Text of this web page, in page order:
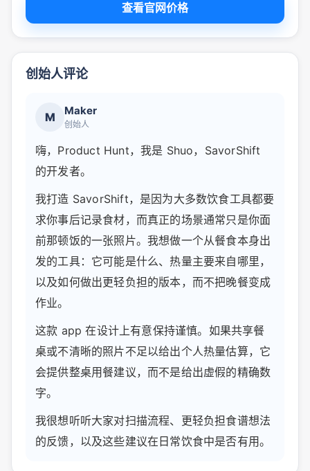
查看官网价格
创始人评论
M Maker
创始人
嗨，Product Hunt，我是 Shuo，SavorShift
的开发者。
我打造 SavorShift，是因为大多数饮食工具都要
求你事后记录食材，而真正的场景通常只是你面
前那顿饭的一张照片。我想做一个从餐食本身出
发的工具：它可能是什么、热量主要来自哪里，
以及如何做出更轻负担的版本，而不把晚餐变成
作业。
这款 app 在设计上有意保持谨慎。如果共享餐
桌或不清晰的照片不足以给出个人热量估算，它
会提供整桌用餐建议，而不是给出虚假的精确数
字。
我很想听听大家对扫描流程、更轻负担食谱想法
的反馈，以及这些建议在日常饮食中是否有用。